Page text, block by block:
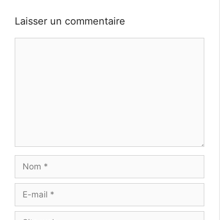
Laisser un commentaire
Nom
Site